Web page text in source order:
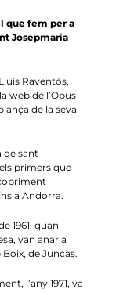
que fem per a
Josepmaria
Raventós,
web de l’Opus
de la seva
de sant
primers que
a Andorra.
1961, quan
van anar a
de Juncàs.
l’any 1971, va